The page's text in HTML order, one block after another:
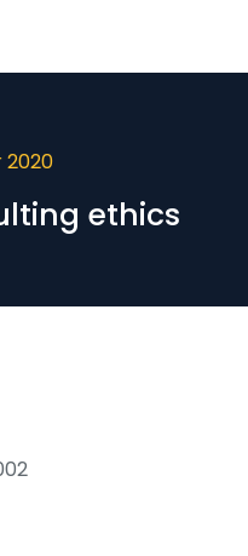
2020
ethics